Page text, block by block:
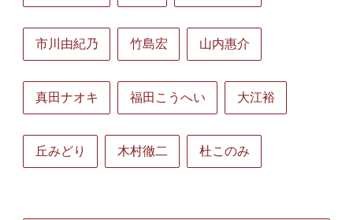
市川由紀乃 竹島宏 山内惠介
真田ナオキ 福田こうへい 大江裕
丘みどり 木村徹二 杜このみ